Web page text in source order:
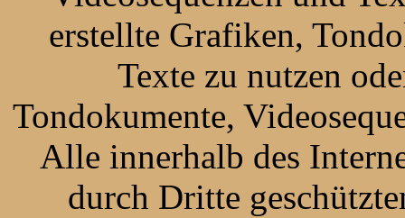
erstellte Grafiken,
Texte zu nutzen
Tondokumente,
Alle innerhalb des
durch Dritte